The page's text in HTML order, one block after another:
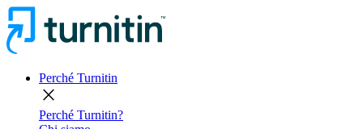
Perché Turnitin
close
Perché Turnitin?